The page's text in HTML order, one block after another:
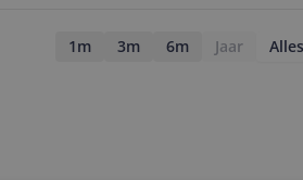
1m 3m 6m Jaar Alles